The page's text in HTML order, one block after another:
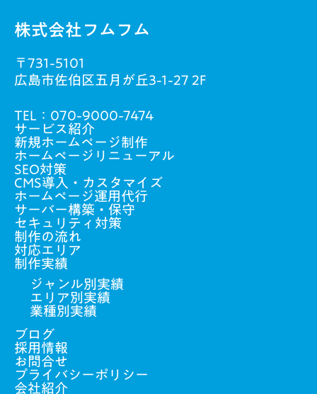
株式会社フムフム
〒731-5101
広島市佐伯区五月が丘3-1-27 2F
TEL： 070-9000-7474
サービス紹介
新規ホームページ制作
ホームページリニューアル
SEO対策
CMS導入・カスタマイズ
ホームページ運用代行
サーバー構築・保守
セキュリティ対策
制作の流れ
対応エリア
制作実績
ジャンル別実績
エリア別実績
業種別実績
ブログ
採用情報
お問合せ
プライバシーポリシー
会社紹介